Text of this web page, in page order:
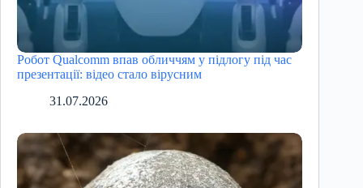
Робот Qualcomm впав обличчям у підлогу під час
презентації: відео стало вірусним
31.07.2026